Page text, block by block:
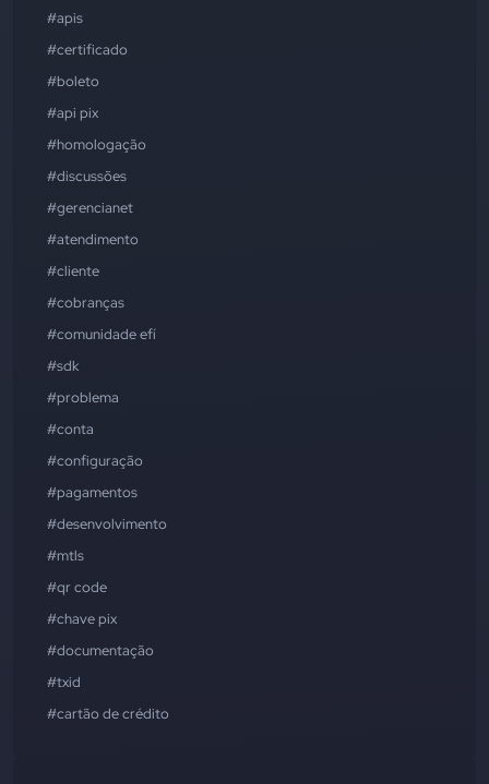
#apis
#certificado
#boleto
#api pix
#homologação
#discussões
#gerencianet
#atendimento
#cliente
#cobranças
#comunidade efí
#sdk
#problema
#conta
#configuração
#pagamentos
#desenvolvimento
#mtls
#qr code
#chave pix
#documentação
#txid
#cartão de crédito